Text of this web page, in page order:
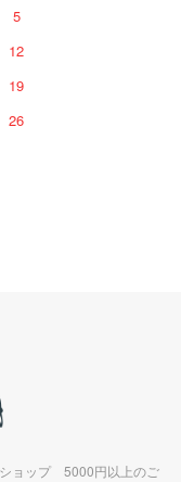
5
12
19
26
ショップ 5000円以上のご